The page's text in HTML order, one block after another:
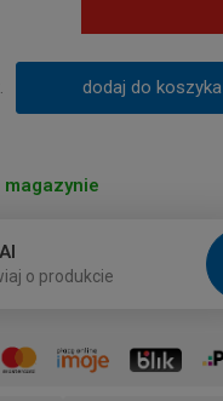
dodaj do koszyka
magazynie
iaj o produkcie